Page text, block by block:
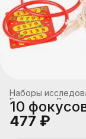
Наборы
Главная
10
477 ₽